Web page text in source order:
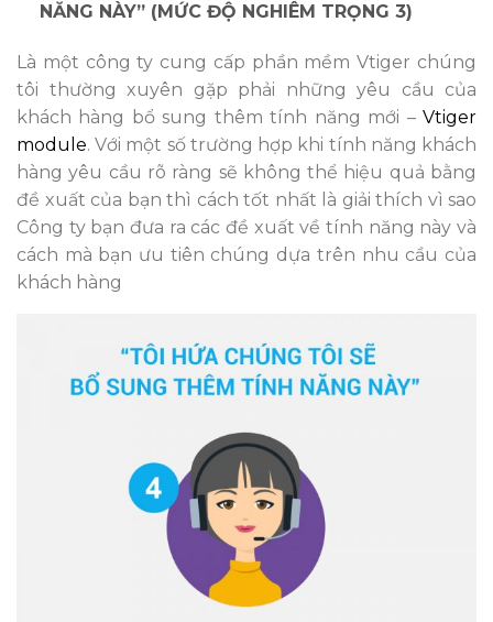
NĂNG NÀY” (MỨC ĐỘ NGHIÊM TRỌNG 3)
Là một công ty cung cấp phần mềm Vtiger chúng
tôi thường xuyên gặp phải những yêu cầu của
khách hàng bổ sung thêm tính năng mới – Vtiger
module. Với một số trường hợp khi tính năng khách
hàng yêu cầu rõ ràng sẽ không thể hiệu quả bằng
đề xuất của bạn thì cách tốt nhất là giải thích vì sao
Công ty bạn đưa ra các đề xuất về tính năng này và
cách mà bạn ưu tiên chúng dựa trên nhu cầu của
khách hàng